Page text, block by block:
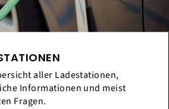
aller Ladestationen,
Informationen und meist
Fragen.